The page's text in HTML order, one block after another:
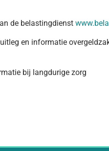
de belastingdienst
en informatie
bij langdurige zorg